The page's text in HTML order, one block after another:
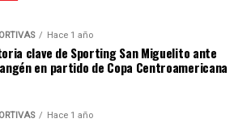
Hace 1 año
clave de Sporting San Miguelito ante
en partido de Copa Centroamericana
Hace 1 año